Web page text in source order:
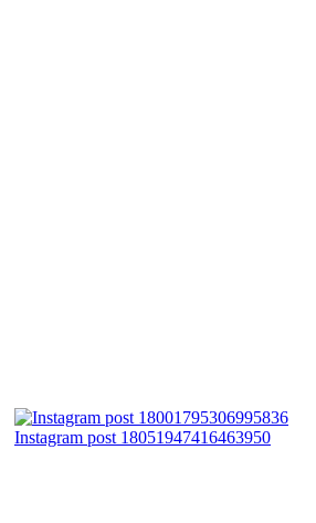
Instagram post 18051947416463950